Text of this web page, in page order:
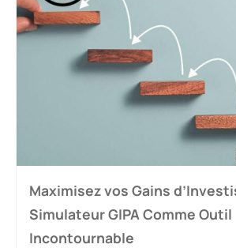
Maximisez vos Gains
Simulateur GIPA Comme Outil
Incontournable